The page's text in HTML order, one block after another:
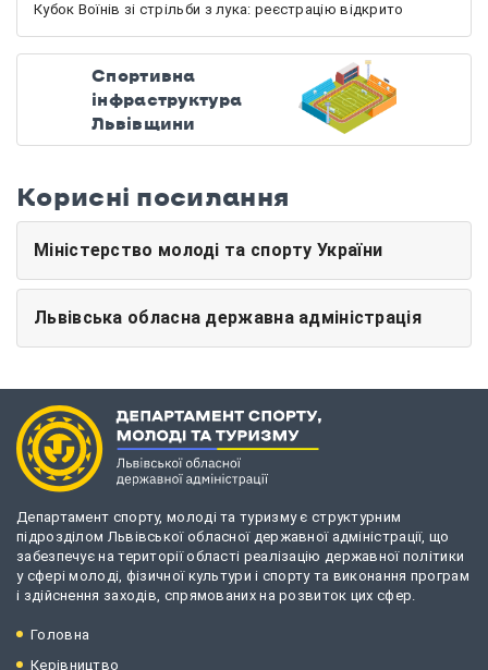
Кубок Воїнів зі стрільби з лука: реєстрацію відкрито
Спортивна
інфраструктура
Львівщини
Корисні посилання
Міністерство молоді та спорту України
Львівська обласна державна адміністрація
Департамент спорту, молоді та туризму є структурним
підрозділом Львівської обласної державної адміністрації, що
забезпечує на території області реалізацію державної політики
у сфері молоді, фізичної культури і спорту та виконання програм
і здійснення заходів, спрямованих на розвиток цих сфер.
Головна
Керівництво